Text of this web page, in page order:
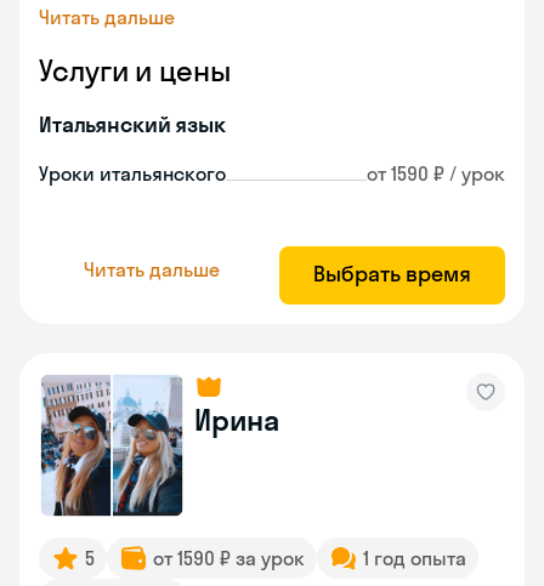
Читать дальше
Услуги и цены
Итальянский язык
Уроки итальянского от 1590 ₽ / урок
Читать дальше Выбрать время
Ирина
5 от 1590 ₽ за урок
1 год опыта